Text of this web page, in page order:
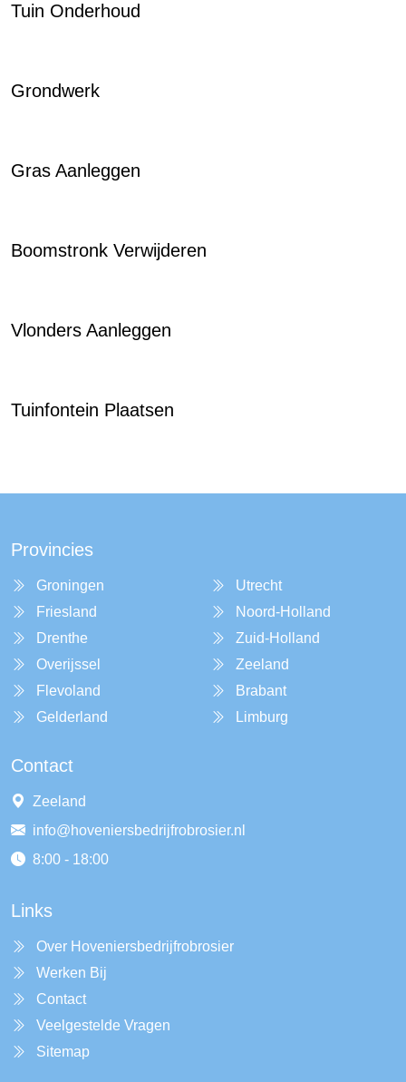
Tuin Onderhoud
Grondwerk
Gras Aanleggen
Boomstronk Verwijderen
Vlonders Aanleggen
Tuinfontein Plaatsen
Provincies
Groningen
Friesland
Drenthe
Overijssel
Flevoland
Gelderland
Utrecht
Noord-Holland
Zuid-Holland
Zeeland
Brabant
Limburg
Contact
Zeeland
info@hoveniersbedrijfrobrosier.nl
8:00 - 18:00
Links
Over Hoveniersbedrijfrobrosier
Werken Bij
Contact
Veelgestelde Vragen
Sitemap